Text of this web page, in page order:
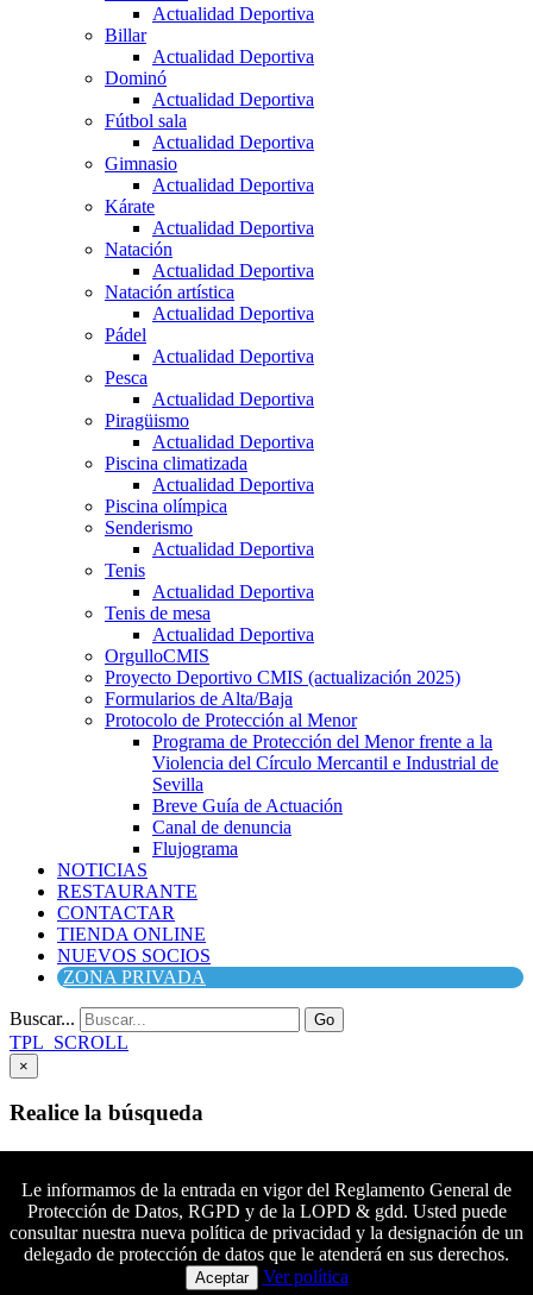
Actualidad Deportiva
Billar
Actualidad Deportiva
Dominó
Actualidad Deportiva
Fútbol sala
Actualidad Deportiva
Gimnasio
Actualidad Deportiva
Kárate
Actualidad Deportiva
Natación
Actualidad Deportiva
Natación artística
Actualidad Deportiva
Pádel
Actualidad Deportiva
Pesca
Actualidad Deportiva
Piragüismo
Actualidad Deportiva
Piscina climatizada
Actualidad Deportiva
Piscina olímpica
Senderismo
Actualidad Deportiva
Tenis
Actualidad Deportiva
Tenis de mesa
Actualidad Deportiva
OrgulloCMIS
Proyecto Deportivo CMIS (actualización 2025)
Formularios de Alta/Baja
Protocolo de Protección al Menor
Programa de Protección del Menor frente a la
Violencia del Círculo Mercantil e Industrial de
Sevilla
Breve Guía de Actuación
Canal de denuncia
Flujograma
NOTICIAS
RESTAURANTE
CONTACTAR
TIENDA ONLINE
NUEVOS SOCIOS
ZONA PRIVADA
Buscar... Go
TPL_SCROLL
×
Realice la búsqueda
Buscar
Síguenos en Facebook
Síguenos en Twitter
Síguenos en YouTube
Síguenos en instagram
Colaboradores principales
Le informamos de la entrada en vigor del Reglamento General de
Protección de Datos, RGPD y de la LOPD & gdd. Usted puede
consultar nuestra nueva política de privacidad y la designación de un
delegado de protección de datos que le atenderá en sus derechos.
Aceptar Ver política